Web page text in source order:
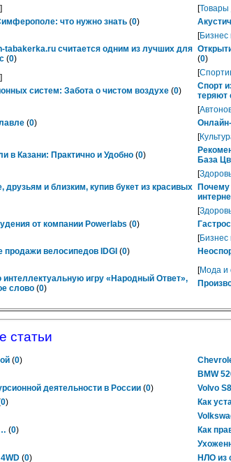
]
что нужно знать (0)
[Товары
tabakerka.ru считается одним из лучших для
(0)
[
(0)
]
систем: Забота о чистом воздухе (0)
[
Спорт
теряют
(0)
[
в Казани: Практично и Удобно (0)
[
База
друзьям и близким, купив букет из красивых
[
Почему
от компании Powerlabs (0)
[
продажи велосипедов IDGI (0)
[
интеллектуальную игру «Народный Ответ»,
слово (0)
[Мода и
статьи
(0)
BMW
деятельности в России (0) Volvo
0) Как
(0) Как
(0) НЛО из